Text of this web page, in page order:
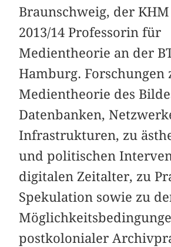
Braunschweig, der
2013/14 Professorin für
Medientheorie an der
Hamburg. Forschungen
Medientheorie des
Datenbanken,
Infrastrukturen, zu
und politischen
digitalen Zeitalter, zu
Spekulation sowie zu
postkolonialer